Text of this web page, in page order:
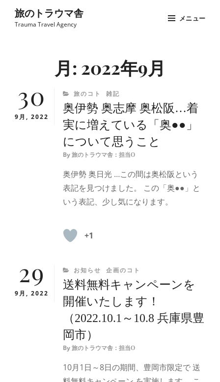
旅のトラウマ舎
Trauma Travel Agency
メニュー
月: 2022年9月
30
9月, 2022
CATEGORIES
旅のコト 雑記
奥伊勢 奥志摩 奥松阪…着
実に増えている「奥●●」
について思うこと
By 旅のトラウマ舎：担当O
奥伊勢 奥日光 …この間は奥松阪という
表記を見つけました。 この「奥●●」と
いう表記、少し気になります。
+1
29
9月, 2022
CATEGORIES
お知らせ 企画のコト
送料無料キャンペーンを
開催いたします！
（2022.10.1～10.8 兵庫県豊
岡市）
By 旅のトラウマ舎：担当O
10月1日～8日の期間、豊岡市限定で 送